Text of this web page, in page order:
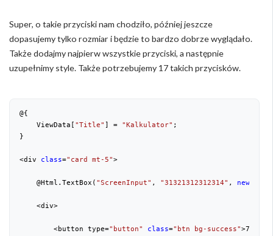
Super, o takie przyciski nam chodziło, później jeszcze
dopasujemy tylko rozmiar i będzie to bardzo dobrze wyglądało.
Także dodajmy najpierw wszystkie przyciski, a następnie
uzupełnimy style. Także potrzebujemy 17 takich przycisków.
@{
    ViewData[
"Title" ] = "Kalkulator" ;
}
<div class="card mt-5">
    @Html.TextBox(
"ScreenInput" , "31321312312314" , new
    <div>
        <button type=
"button" class="btn bg-success">7